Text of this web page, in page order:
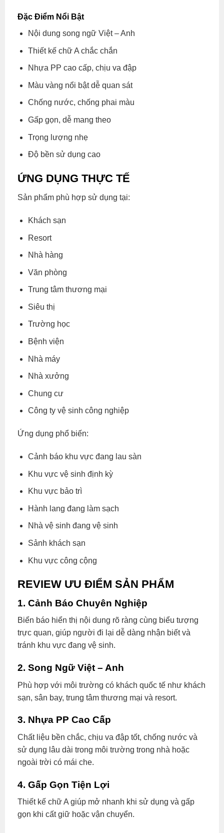
Đặc Điểm Nổi Bật
Nội dung song ngữ Việt – Anh
Thiết kế chữ A chắc chắn
Nhựa PP cao cấp, chịu va đập
Màu vàng nổi bật dễ quan sát
Chống nước, chống phai màu
Gấp gọn, dễ mang theo
Trọng lượng nhẹ
Độ bền sử dụng cao
ỨNG DỤNG THỰC TẾ
Sản phẩm phù hợp sử dụng tại:
Khách sạn
Resort
Nhà hàng
Văn phòng
Trung tâm thương mại
Siêu thị
Trường học
Bệnh viện
Nhà máy
Nhà xưởng
Chung cư
Công ty vệ sinh công nghiệp
Ứng dụng phổ biến:
Cảnh báo khu vực đang lau sàn
Khu vực vệ sinh định kỳ
Khu vực bảo trì
Hành lang đang làm sạch
Nhà vệ sinh đang vệ sinh
Sảnh khách sạn
Khu vực công cộng
REVIEW ƯU ĐIỂM SẢN PHẨM
1. Cảnh Báo Chuyên Nghiệp
Biển báo hiển thị nội dung rõ ràng cùng biểu tượng
trực quan, giúp người đi lại dễ dàng nhận biết và
tránh khu vực đang vệ sinh.
2. Song Ngữ Việt – Anh
Phù hợp với môi trường có khách quốc tế như khách
sạn, sân bay, trung tâm thương mại và resort.
3. Nhựa PP Cao Cấp
Chất liệu bền chắc, chịu va đập tốt, chống nước và
sử dụng lâu dài trong môi trường trong nhà hoặc
ngoài trời có mái che.
4. Gấp Gọn Tiện Lợi
Thiết kế chữ A giúp mở nhanh khi sử dụng và gấp
gọn khi cất giữ hoặc vận chuyển.